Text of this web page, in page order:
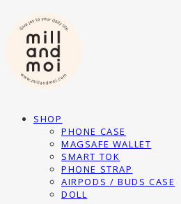
SHOP
PHONE CASE
MAGSAFE WALLET
SMART TOK
PHONE STRAP
AIRPODS / BUDS CASE
DOLL